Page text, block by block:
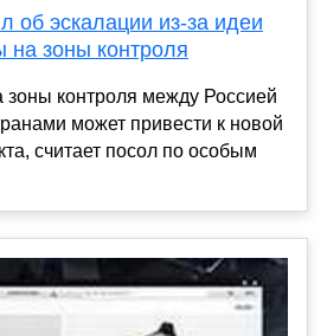
об эскалации из-за идеи
на зоны контроля
зоны контроля между Россией
может привести к новой
считает посол по особым